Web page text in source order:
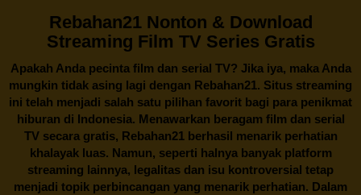
Rebahan21 Nonton & Download
Streaming Film TV Series Gratis
Apakah Anda pecinta film dan serial TV? Jika iya, maka Anda
mungkin tidak asing lagi dengan Rebahan21. Situs streaming
ini telah menjadi salah satu pilihan favorit bagi para penikmat
hiburan di Indonesia. Menawarkan beragam film dan serial
TV secara gratis, Rebahan21berhasil menarik perhatian
khalayak luas. Namun, seperti halnya banyak platform
streaming lainnya, legalitas dan isu kontroversial tetap
menjadi topik perbincangan yang menarik perhatian. Dalam